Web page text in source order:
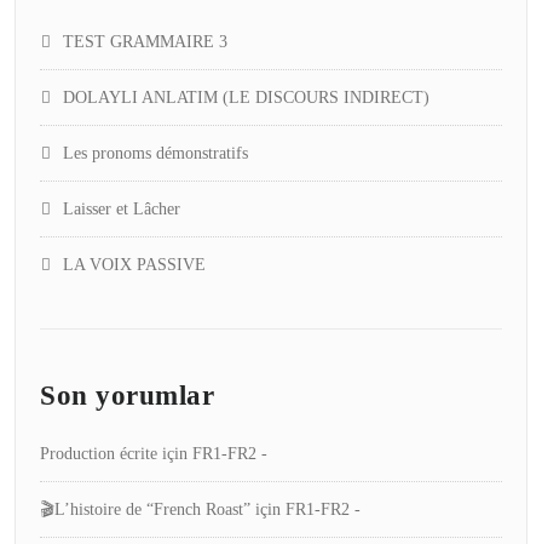
TEST GRAMMAIRE 3
DOLAYLI ANLATIM (LE DISCOURS INDIRECT)
Les pronoms démonstratifs
Laisser et Lâcher
LA VOIX PASSIVE
Son yorumlar
Production écrite için FR1-FR2 -
🎬L’histoire de “French Roast” için FR1-FR2 -